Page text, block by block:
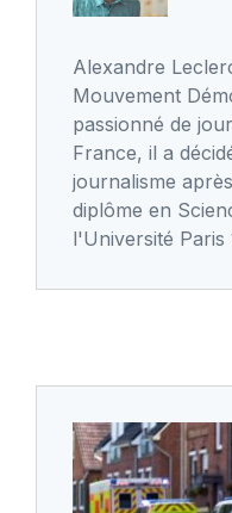
Alexandre
Mouvement
passionné de
France, il a
journalisme
diplôme en
l'Université